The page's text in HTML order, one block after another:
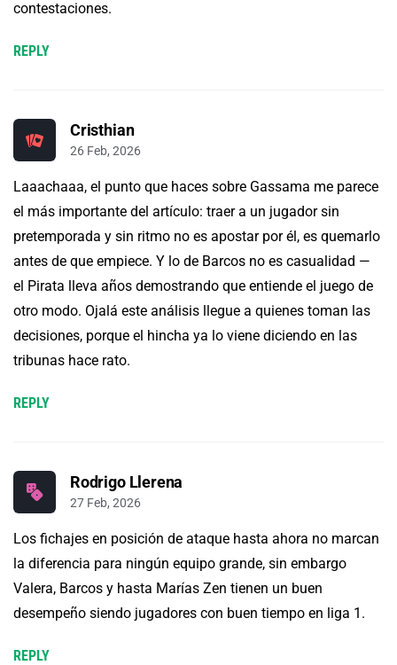
contestaciones.
REPLY
Cristhian
26 Feb, 2026
Laaachaaa, el punto que haces sobre Gassama me parece
el más importante del artículo: traer a un jugador sin
pretemporada y sin ritmo no es apostar por él, es quemarlo
antes de que empiece. Y lo de Barcos no es casualidad —
el Pirata lleva años demostrando que entiende el juego de
otro modo. Ojalá este análisis llegue a quienes toman las
decisiones, porque el hincha ya lo viene diciendo en las
tribunas hace rato.
REPLY
Rodrigo Llerena
27 Feb, 2026
Los fichajes en posición de ataque hasta ahora no marcan
la diferencia para ningún equipo grande, sin embargo
Valera, Barcos y hasta Marías Zen tienen un buen
desempeño siendo jugadores con buen tiempo en liga 1.
REPLY